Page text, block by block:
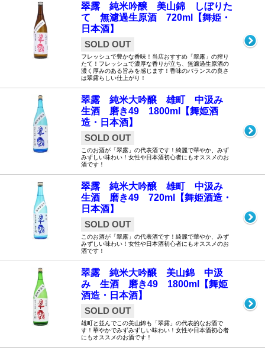
翠露 純米吟醸 美山錦 しぼりた
て 無濾過生原酒 720ml【舞姫・
日本酒】
SOLD OUT
フレッシュで豊かな香味！当店おすすめ「翠露」の搾り
たて！フレッシュで濃厚な香りが立ち、無濾過生原酒の
濃く厚みのある旨みを感じます！香味のバランスの良さ
は翠露らしい仕上がり！
翠露 純米大吟醸 雄町 中汲み
生酒 磨き49 1800ml【舞姫酒
造・日本酒】
SOLD OUT
このお酒が「翠露」の代表酒です！綺麗で華やか、みず
みずしい味わい！女性や日本酒初心者にもオススメのお
酒です！
翠露 純米大吟醸 雄町 中汲み
生酒 磨き49 720ml【舞姫酒造・
日本酒】
SOLD OUT
このお酒が「翠露」の代表酒です！綺麗で華やか、みず
みずしい味わい！女性や日本酒初心者にもオススメのお
酒です！
翠露 純米大吟醸 美山錦 中汲
み 生酒 磨き49 1800ml【舞姫
酒造・日本酒】
SOLD OUT
雄町と並んでこの美山錦も「翠露」の代表的なお酒で
す！華やかでみずみずしい味わい！女性や日本酒初心者
にもオススメのお酒です！